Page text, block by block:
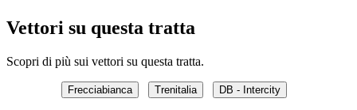
Vettori su questa tratta
Scopri di più sui vettori su questa tratta.
Frecciabianca Trenitalia DB - Intercity